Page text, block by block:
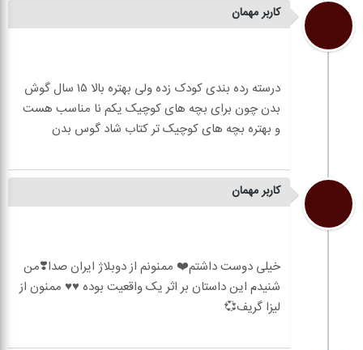
کاربر مهمان
درسته رده بندی کودک زده ولی بهتره بالا ۱۵ سال گوش
بدن چون برای بچه های کوچیک یکم نا مناسب هست
کاربر مهمان
خیلی دوست داشتم❤️ ممنونم از دوبلاژ ایران صدا❣️من
شنیدم این داستان بر اثر یک واقعیت بوده ♥️♥️ ممنون از